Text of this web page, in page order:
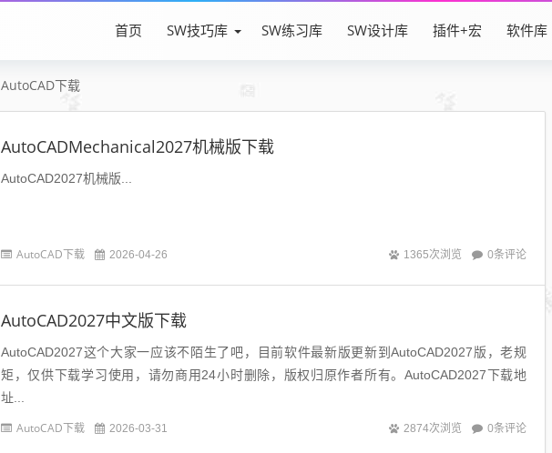
首页 SW技巧库 SW练习库 SW设计库 插件+宏 软件库
AutoCAD下载
AutoCADMechanical2027机械版下载
AutoCAD2027机械版...
AutoCAD下载 2026-04-26 1365次浏览 0条评论
AutoCAD2027中文版下载
AutoCAD2027这个大家一应该不陌生了吧，目前软件最新版更新到AutoCAD2027版，老规
矩，仅供下载学习使用，请勿商用24小时删除，版权归原作者所有。AutoCAD2027下载地
址...
AutoCAD下载 2026-03-31 2874次浏览 0条评论